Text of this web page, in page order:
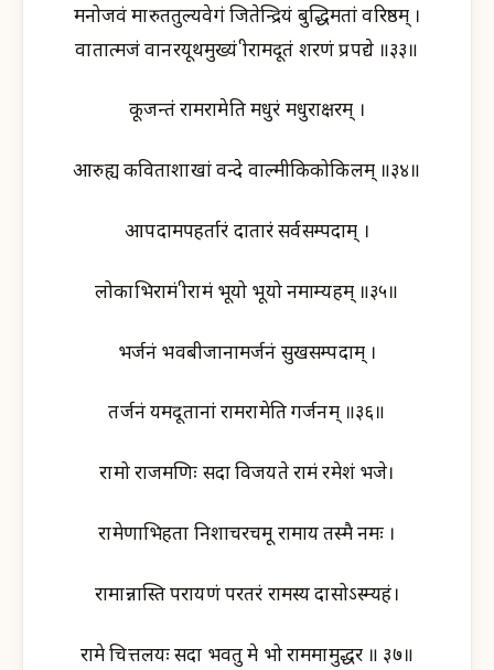
मनोजवं मारुततुल्यवेगं जितेन्द्रियं बुद्धिमतां वरिष्ठम् ।
वातात्मजं वानरयूथमुख्यं श्रीरामदूतं शरणं प्रपद्ये ॥३३॥
कूजन्तं रामरामेति मधुरं मधुराक्षरम् ।
आरुह्य कविताशाखां वन्दे वाल्मीकिकोकिलम् ॥३४॥
आपदामपहर्तारं दातारं सर्वसम्पदाम् ।
लोकाभिरामं श्रीरामं भूयो भूयो नमाम्यहम् ॥३५॥
भर्जनं भवबीजानामर्जनं सुखसम्पदाम् ।
तर्जनं यमदूतानां रामरामेति गर्जनम् ॥३६॥
रामो राजमणिः सदा विजयते रामं रमेशं भजे।
रामेणाभिहता निशाचरचमू रामाय तस्मै नमः ।
रामान्नास्ति परायणं परतरं रामस्य दासोऽस्म्यहं।
रामे चित्तलयः सदा भवतु मे भो राममामुद्धर ॥ ३७॥